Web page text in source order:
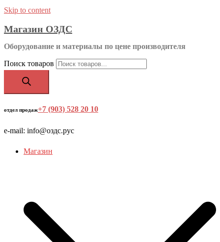
Skip to content
Магазин ОЗДС
Оборудование и материалы по цене производителя
Поиск товаров
отдел продаж+7 (903) 528 20 10
e-mail: info@оздс.рус
Магазин